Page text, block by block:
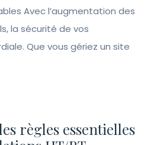
Avec l’augmentation des
la sécurité de vos
Que vous gériez un site
règles essentielles